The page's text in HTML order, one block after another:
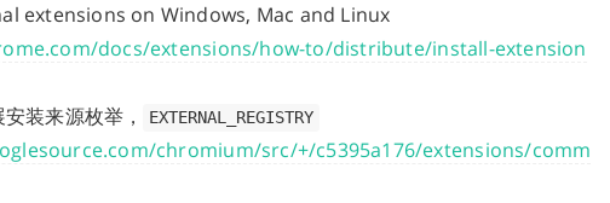
extensions on Windows, Mac and Linux
docs/extensions/how-to/distribute/install-extension
装来源枚举，
EXTERNAL_REGISTRY
chromium/src/+/c5395a176/extensions/comm